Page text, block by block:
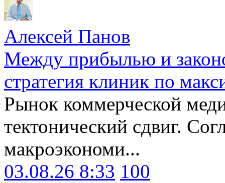
Алексей Панов
Между прибылью и
стратегия клиник по
Рынок коммерческой
тектонический сдвиг.
макроэкономи...
03.08.26 8:33 100